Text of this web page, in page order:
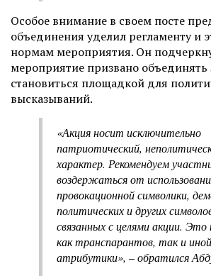
Особое внимание в своем посте
объединения уделил регламенту и
нормам мероприятия. Он
мероприятие призвано
становиться площадкой для
высказываний.
«Акция носит исключительно
патриотический,
характер. Рекомендуем
воздержаться от
провокационной символики,
политических и других
связанных с целями акции. Это
как транспарантов, так и иной
атрибутики», – обратился